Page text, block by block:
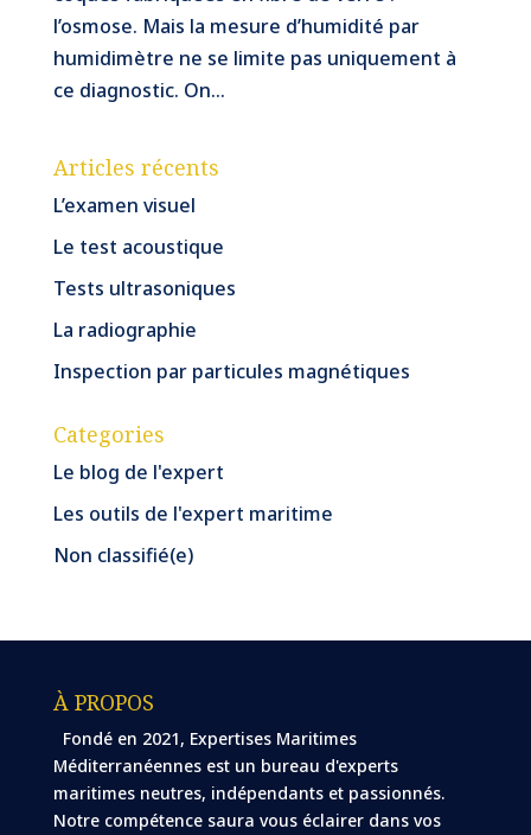
l’osmose. Mais la mesure d’humidité par
humidimètre ne se limite pas uniquement à
ce diagnostic. On...
Articles récents
L’examen visuel
Le test acoustique
Tests ultrasoniques
La radiographie
Inspection par particules magnétiques
Categories
Le blog de l'expert
Les outils de l'expert maritime
Non classifié(e)
À PROPOS
Fondé en 2021, Expertises Maritimes
Méditerranéennes est un bureau d'experts
maritimes neutres, indépendants et passionnés.
Notre compétence saura vous éclairer dans vos